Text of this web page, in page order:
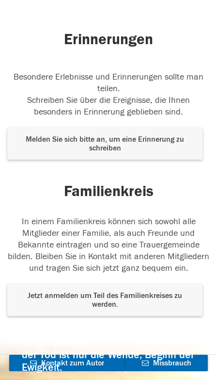
Erinnerungen
Besondere Erlebnisse und Erinnerungen sollte man
teilen.
Schreiben Sie über die Ereignisse, die Ihnen
besonders in Erinnerung geblieben sind.
Melden Sie sich bitte an, um eine Erinnerung zu
schreiben
Familienkreis
In einem Familienkreis können sich sowohl alle
Mitglieder einer Familie, als auch Freunde und
Bekannte eintragen und so eine Trauergemeinde
bilden. Bleiben Sie in Kontakt mit anderen Mitgliedern
und tragen Sie sich jetzt ganz bequem ein.
Jetzt anmelden um Teil des Familienkreises zu
werden.
der Tod ist nur die Wende, Beginn der
Ewigkeit.
Kontakt zum Autor
Missbrauch